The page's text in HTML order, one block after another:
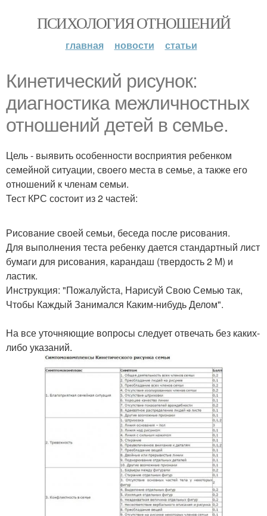
ПСИХОЛОГИЯ ОТНОШЕНИЙ
главная новости статьи
Кинетический рисунок:
диагностика межличностных
отношений детей в семье.
Цель - выявить особенности восприятия ребенком
семейной ситуации, своего места в семье, а также его
отношений к членам семьи.
Тест КРС состоит из 2 частей:
Рисование своей семьи, беседа после рисования.
Для выполнения теста ребенку дается стандартный лист
бумаги для рисования, карандаш (твердость 2 М) и
ластик.
Инструкция: "Пожалуйста, Нарисуй Свою Семью так,
Чтобы Каждый Занимался Каким-нибудь Делом".
На все уточняющие вопросы следует отвечать без каких-
либо указаний.